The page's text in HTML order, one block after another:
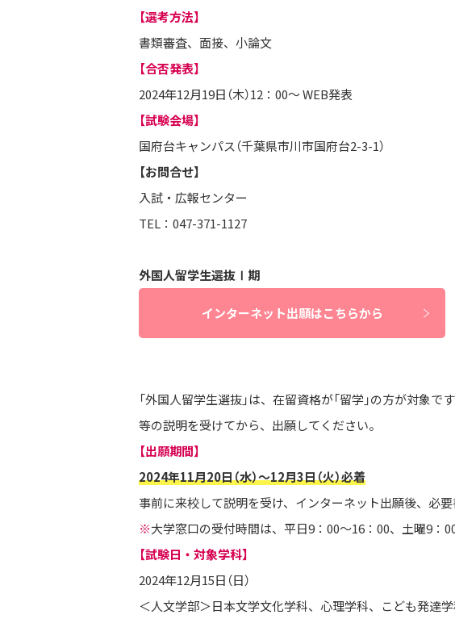
【選考方法】
書類審査、面接、小論文
【合否発表】
2024年12月19日（木）12：00～ WEB発表
【試験会場】
国府台キャンパス（千葉県市川市国府台2-3-1）
【お問合せ】
入試・広報センター
TEL：047-371-1127
外国人留学生選抜Ⅰ期
インターネット出願はこちらから
「外国人留学生選抜」は、在留資格が「留学」の方が対象で
等の説明を受けてから、出願してください。
【出願期間】
2024年11月20日（水）～12月3日（火）必着
事前に来校して説明を受け、インターネット出願後、必
※大学窓口の受付時間は、平日9：00～16：00、土曜9：
【試験日・対象学科】
2024年12月15日（日）
＜人文学部＞日本文学文化学科、心理学科、こども発達